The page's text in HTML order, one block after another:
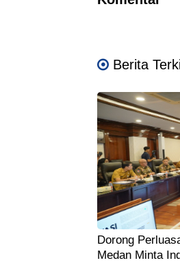
Berita
Dorong
Medan Minta